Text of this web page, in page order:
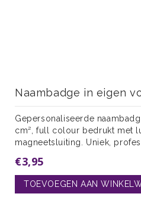
Naambadge in eigen
Gepersonaliseerde
cm², full colour bedrukt met
magneetsluiting. Uniek,
€3,95
TOEVOEGEN AAN